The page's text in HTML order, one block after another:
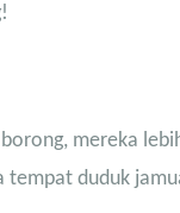
mereka
tempat duduk